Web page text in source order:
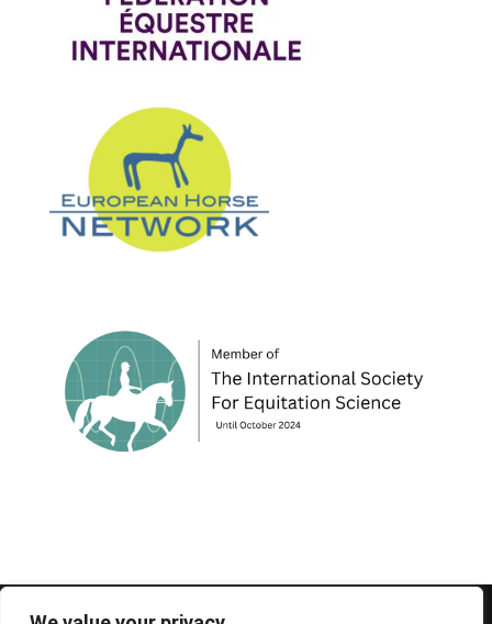
© 1995-2026 FEIF - International Federation of